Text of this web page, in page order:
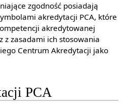
zgodność posiadają
akredytacji PCA, które
akredytowanej
z zasadami ich stosowania
Centrum Akredytacji jako
PCA